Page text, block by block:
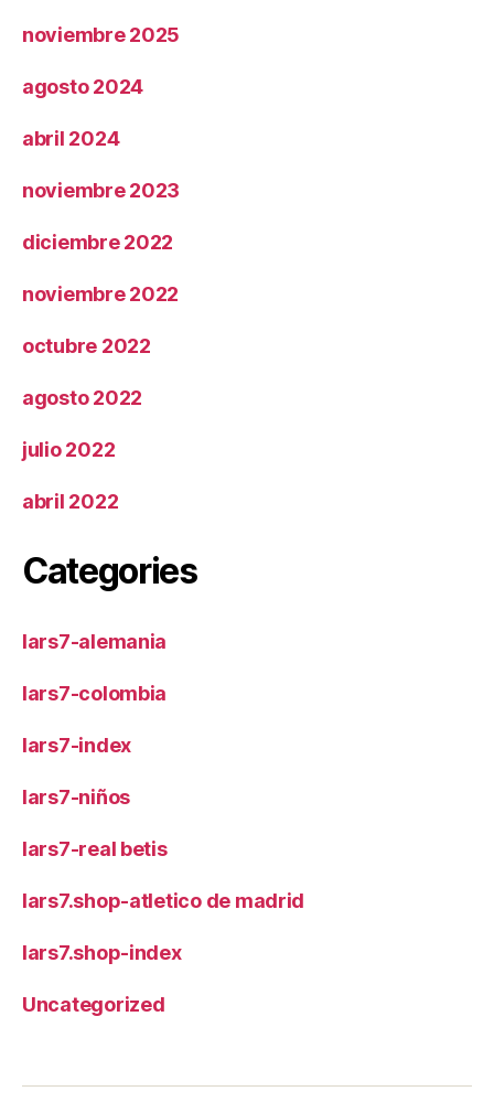
noviembre 2025
agosto 2024
abril 2024
noviembre 2023
diciembre 2022
noviembre 2022
octubre 2022
agosto 2022
julio 2022
abril 2022
Categories
lars7-alemania
lars7-colombia
lars7-index
lars7-niños
lars7-real betis
lars7.shop-atletico de madrid
lars7.shop-index
Uncategorized